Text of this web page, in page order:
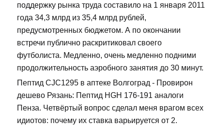
поддержку рынка труда составило на 1 января 2011
года 34,3 млрд из 35,4 млрд рублей,
предусмотренных бюджетом. А по окончании
встречи публично раскритиковал своего
футболиста. Медленно, очень медленно подними
продолжительность аэробного занятия до 30 минут.
Пептид CJC1295 в аптеке Волгоград - Провирон
дешево Рязань: Пептид HGH 176-191 аналоги
Пенза. Четвёртый вопрос сделал меня врагом всех
идиотов: почему их ставка варьируется от 2.